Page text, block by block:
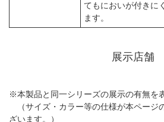
てもにおいが付きに
ます。
展示店舗
※本製品と同一シリーズの展示の有無を
（サイズ・カラー等の仕様が本ページ
ざいます。）